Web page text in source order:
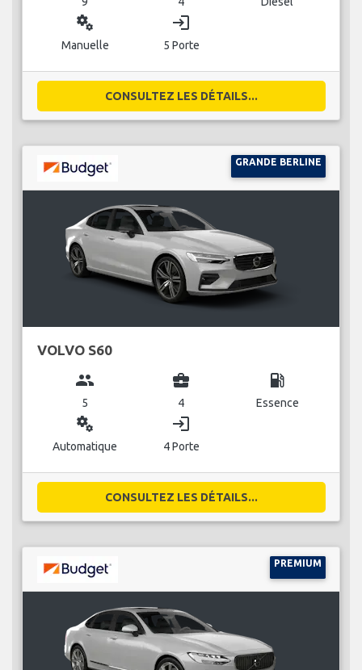
miscellaneous_services
Manuelle
login
5 Porte
CONSULTEZ LES DÉTAILS...
GRANDE BERLINE
VOLVO S60
group
5
business_center
4
local_gas_station
Essence
miscellaneous_services
Automatique
login
4 Porte
CONSULTEZ LES DÉTAILS...
PREMIUM